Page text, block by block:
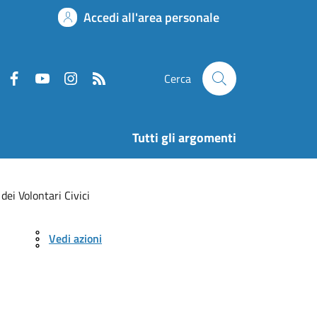
Accedi all'area personale
Cerca
Tutti gli argomenti
Volontari Civici
Vedi azioni